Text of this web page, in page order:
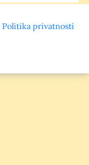
Politika privatnosti